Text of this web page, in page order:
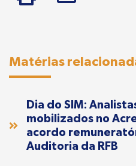
Matérias
Dia do SIM:
mobilizados no
acordo
Auditoria da RFB